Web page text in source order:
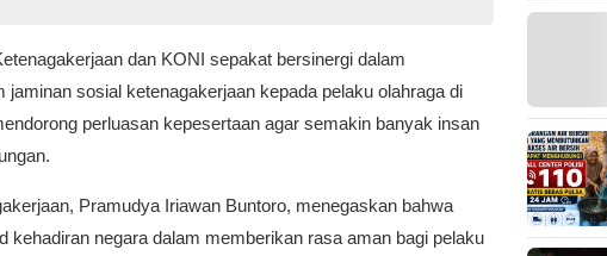
dan KONI sepakat bersinergi dalam
sosial ketenagakerjaan kepada pelaku olahraga di
perluasan kepesertaan agar semakin banyak insan
Pramudya Iriawan Buntoro, menegaskan bahwa
kehadiran negara dalam memberikan rasa aman bagi pelaku